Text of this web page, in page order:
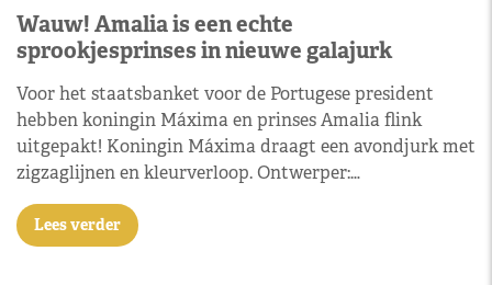
Wauw! Amalia is een echte
sprookjesprinses in nieuwe galajurk
Voor het staatsbanket voor de Portugese president
hebben koningin Máxima en prinses Amalia flink
uitgepakt! Koningin Máxima draagt een avondjurk met
zigzaglijnen en kleurverloop. Ontwerper:…
Lees verder